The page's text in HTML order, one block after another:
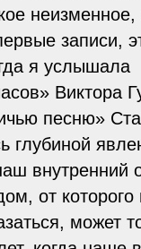
записи,
я
Виктора
песню»
глубиной
внутренний
от
может